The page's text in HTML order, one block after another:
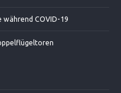
während COVID-19